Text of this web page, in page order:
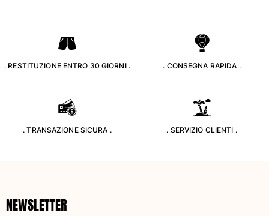
. RESTITUZIONE ENTRO 30 GIORNI . . CONSEGNA RAPIDA .
. TRANSAZIONE SICURA . . SERVIZIO CLIENTI .
NEWSLETTER